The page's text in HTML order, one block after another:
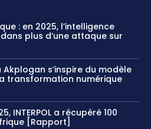
: en 2025, l’intelligence
plus d’une attaque sur
Akplogan s’inspire du modèle
transformation numérique
INTERPOL a récupéré 100
[Rapport]